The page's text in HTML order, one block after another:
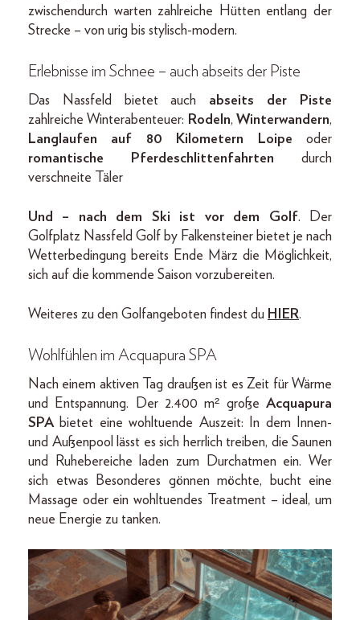
zwischendurch warten zahlreiche Hütten entlang der
Strecke – von urig bis stylisch-modern.
Erlebnisse im Schnee – auch abseits der Piste
Das Nassfeld bietet auch abseits der Piste
zahlreiche Winterabenteuer: Rodeln,Winterwandern,
Langlaufen auf 80 Kilometern Loipe oder
romantische Pferdeschlittenfahrten durch
verschneite Täler
Und – nach dem Ski ist vor dem Golf. Der
Golfplatz Nassfeld Golf by Falkensteiner bietet je nach
Wetterbedingung bereits Ende März die Möglichkeit,
sich auf die kommende Saison vorzubereiten.
Weiteres zu den Golfangeboten findest du HIER.
Wohlfühlen im Acquapura SPA
Nach einem aktiven Tag draußen ist es Zeit für Wärme
und Entspannung. Der 2.400 m² große Acquapura
SPAbietet eine wohltuende Auszeit: In dem Innen-
und Außenpool lässt es sich herrlich treiben, die Saunen
und Ruhebereiche laden zum Durchatmen ein. Wer
sich etwas Besonderes gönnen möchte, bucht eine
Massage oder ein wohltuendes Treatment – ideal, um
neue Energie zu tanken.